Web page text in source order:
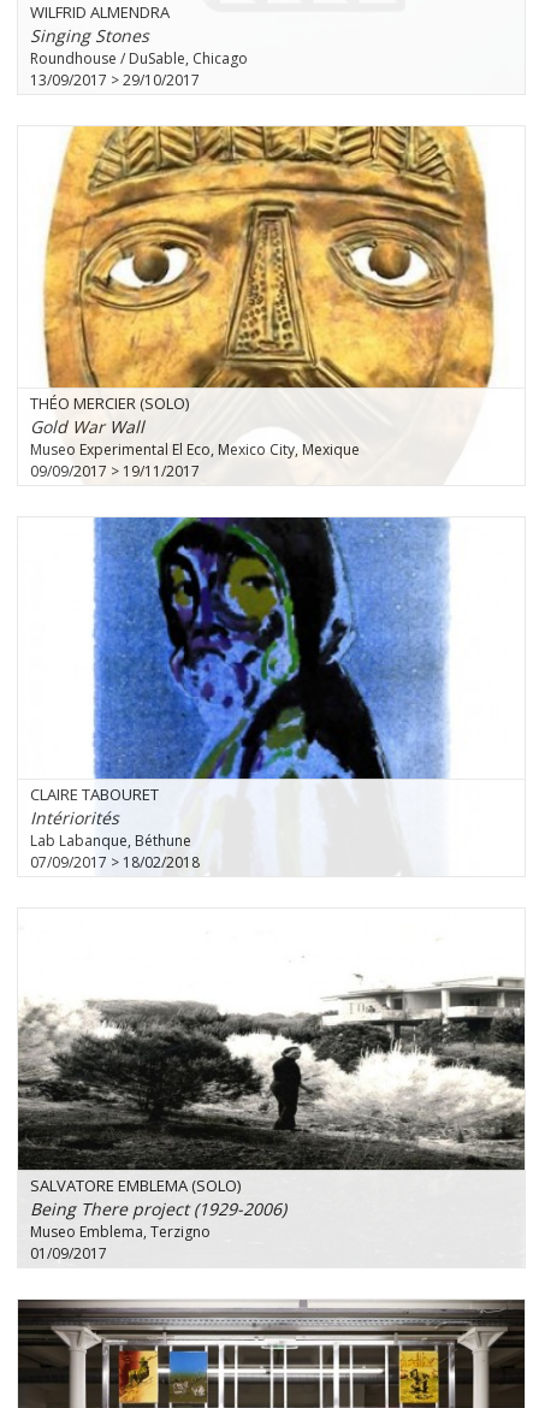
WILFRID ALMENDRA
Singing Stones
Roundhouse / DuSable, Chicago
13/09/2017 > 29/10/2017
THÉO MERCIER (SOLO)
Gold War Wall
Museo Experimental El Eco, Mexico City, Mexique
09/09/2017 > 19/11/2017
CLAIRE TABOURET
Intériorités
Lab Labanque, Béthune
07/09/2017 > 18/02/2018
SALVATORE EMBLEMA (SOLO)
Being There project (1929-2006)
Museo Emblema, Terzigno
01/09/2017